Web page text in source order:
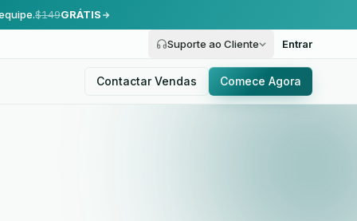
$149GRÁTIS
Suporte ao Cliente Entrar
Contactar Vendas Comece Agora